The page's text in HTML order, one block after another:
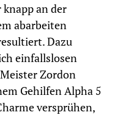
an der
abarbeiten
Dazu
einfallslosen
Zordon
Gehilfen Alpha 5
versprühen,